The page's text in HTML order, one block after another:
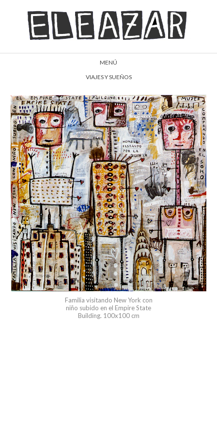
MENÚ
VIAJES Y SUEÑOS
Familia visitando New York con
niño subido en el Empire State
Building. 100x100 cm